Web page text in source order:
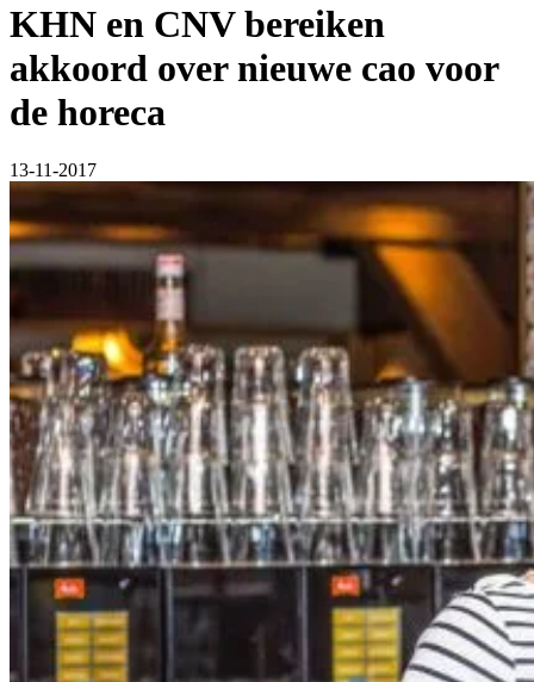
KHN en CNV bereiken
akkoord over nieuwe cao voor
de horeca
13-11-2017